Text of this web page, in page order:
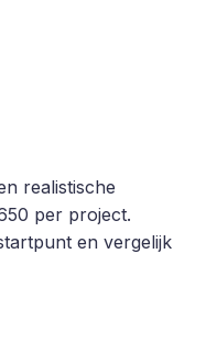
realistische
per project.
en vergelijk